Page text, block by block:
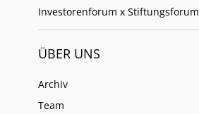
Investorenforum x Stiftungsforum
ÜBER UNS
Archiv
Team